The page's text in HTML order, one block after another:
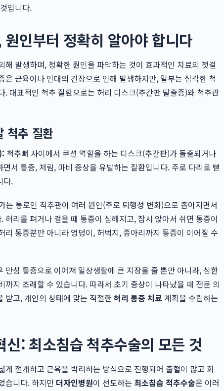
입니다.
인부터 정확히 알아야 합니다
해 발생하며, 정확한 원인을 파악하는 것이 효과적인 치료의 첫걸
은 근육이나 인대의 긴장으로 인해 발생하지만, 일부는 심각한 척
. 대표적인 척추 질환으로는 허리 디스크(추간판 탈출증)와 척추관
척추 질환
척추뼈 사이에서 쿠션 역할을 하는 디스크(추간판)가 돌출되거나
서 통증, 저림, 마비 증상을 유발하는 질환입니다. 주로 다리로 뻗
다.
는 통로인 척추관이 여러 원인(주로 퇴행성 변화)으로 좁아지면서
허리를 펴거나 걸을 때 통증이 심해지고, 잠시 앉아서 쉬면 통증이
리 통증뿐만 아니라 엉덩이, 허벅지, 종아리까지 통증이 이어질 수
만성 통증으로 이어져 일상생활에 큰 지장을 줄 뿐만 아니라, 심한
까지 초래할 수 있습니다. 따라서 초기 증상이 나타났을 때 전문 의
받고, 개인의 상태에 맞는 적절한허리 통증 치료계획을 수립하는
신: 최소침습 척추수술의 모든 것
게 절개하고 근육을 박리하는 방식으로 진행되어 출혈이 많고 회
습니다. 하지만 더자인병원이 선도하는 최소침습 척추수술은 이러